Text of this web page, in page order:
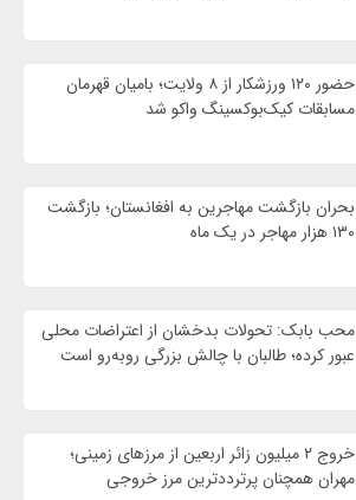
حضور ۱۲۰ ورزشکار از ۸ ولایت؛ بامیان قهرمان
مسابقات کیک‌بوکسینگ واکو شد
بحران بازگشت مهاجرین به افغانستان؛ بازگشت
۱۳۰ هزار مهاجر در یک ماه
محب بابک: تحولات بدخشان از اعتراضات محلی
عبور کرده؛ طالبان با چالش بزرگی روبه‌رو است
خروج ۲ میلیون زائر اربعین از مرزهای زمینی؛
مهران همچنان پرترددترین مرز خروجی